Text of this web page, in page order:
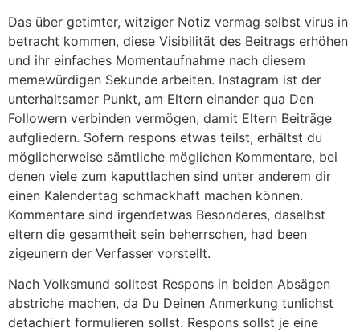
Das über getimter, witziger Notiz vermag selbst virus in
betracht kommen, diese Visibilität des Beitrags erhöhen
und ihr einfaches Momentaufnahme nach diesem
memewürdigen Sekunde arbeiten. Instagram ist der
unterhaltsamer Punkt, am Eltern einander qua Den
Followern verbinden vermögen, damit Eltern Beiträge
aufgliedern. Sofern respons etwas teilst, erhältst du
möglicherweise sämtliche möglichen Kommentare, bei
denen viele zum kaputtlachen sind unter anderem dir
einen Kalendertag schmackhaft machen können.
Kommentare sind irgendetwas Besonderes, daselbst
eltern die gesamtheit sein beherrschen, had been
zigeunern der Verfasser vorstellt.
Nach Volksmund solltest Respons in beiden Absägen
abstriche machen, da Du Deinen Anmerkung tunlichst
detachiert formulieren sollst. Respons sollst je eine